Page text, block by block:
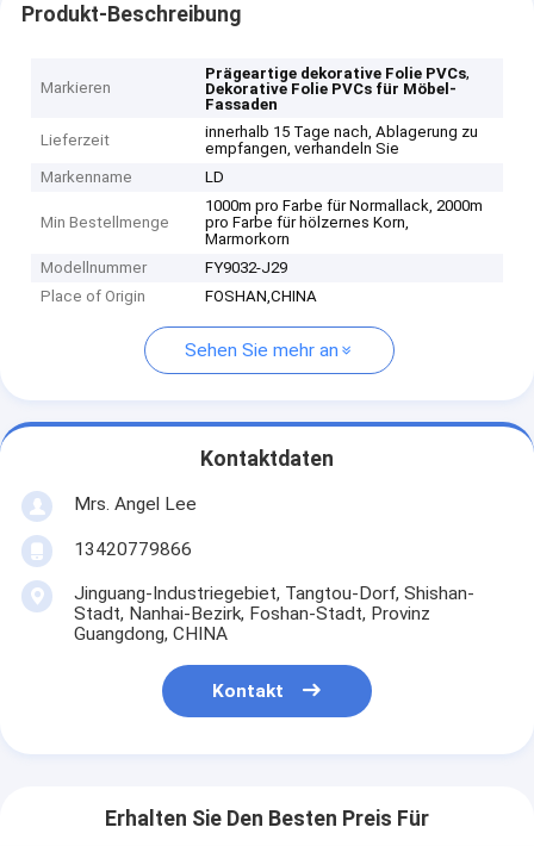
Produkt-Beschreibung
Markieren
Prägeartige dekorative Folie PVCs,
Dekorative Folie PVCs für Möbel-
Fassaden
Lieferzeit
innerhalb 15 Tage nach, Ablagerung zu
empfangen, verhandeln Sie
Markenname
LD
Min Bestellmenge
1000m pro Farbe für Normallack, 2000m
pro Farbe für hölzernes Korn,
Marmorkorn
Modellnummer
FY9032-J29
Place of Origin
FOSHAN,CHINA
Sehen Sie mehr an
Kontaktdaten
Mrs. Angel Lee
13420779866
Jinguang-Industriegebiet, Tangtou-Dorf, Shishan-
Stadt, Nanhai-Bezirk, Foshan-Stadt, Provinz
Guangdong, CHINA
Kontakt
Erhalten Sie Den Besten Preis Für